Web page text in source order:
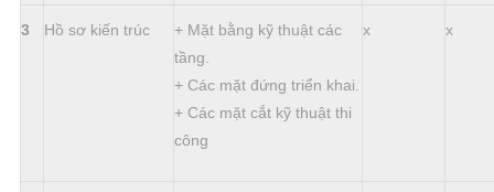
3 Hồ sơ kiến trúc
+ Mặt bằng kỹ thuật các
tầng.
+ Các mặt đứng triển khai.
+ Các mặt cắt kỹ thuật thi
công
x x